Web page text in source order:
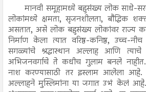
मानवी समूहामध्ये बहुसंख्य लोक साधे-
लोकांमध्ये क्षमता, सृजनशीलता, बौद्धिक
असतात, असे लोक बहुसंख्य लोकांवर राज्य
निर्माण केला त्यात वरिष्ठ-कनिष्ठ, उच्च-
सगळ्यांचे श्रद्धास्थान अल्लाह आणि त्याचे
अभिजनवर्गाचे ते कधीच गुलाम बनले
नाश करण्यासाठी तर इस्लाम आलेला आहे.
अल्लाहने मुस्लिमांना या जगात उभं केलं